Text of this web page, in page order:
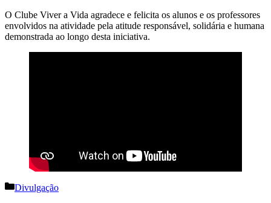
O Clube Viver a Vida agradece e felicita os alunos e os professores
envolvidos na atividade pela atitude responsável, solidária e humana
demonstrada ao longo desta iniciativa.
Categorias
Divulgação